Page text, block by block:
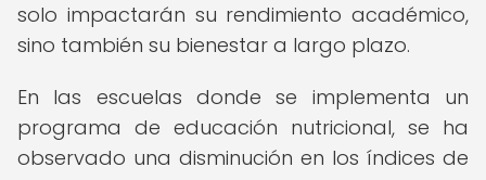
solo impactarán su rendimiento académico,
sino también su bienestar a largo plazo.
En las escuelas donde se implementa un
programa de educación nutricional, se ha
observado una disminución en los índices de